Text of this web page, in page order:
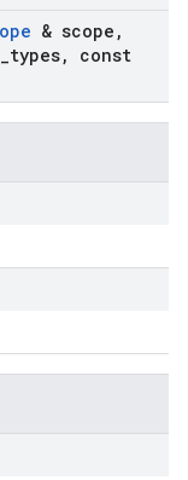
& scope ,
types,
const